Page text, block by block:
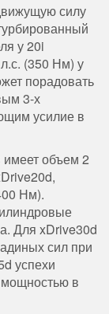
силу
у 20i
(350 Нм) у
порадовать
3-х
усилие в
объем 2
Нм).
Для xDrive30d
сил при
успехи
в